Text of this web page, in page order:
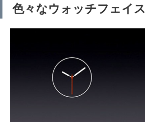
色々なウォッチフェイス